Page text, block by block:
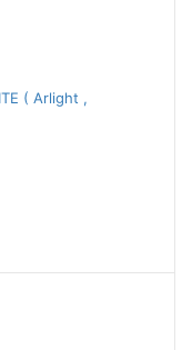
( Arlight ,